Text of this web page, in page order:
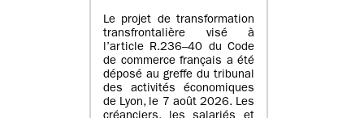
Le projet de transformation
transfrontalière visé à
l’article R.236–40 du Code
de commerce français a été
déposé au greffe du tribunal
des activités économiques
de Lyon, le 7 août 2026. Les